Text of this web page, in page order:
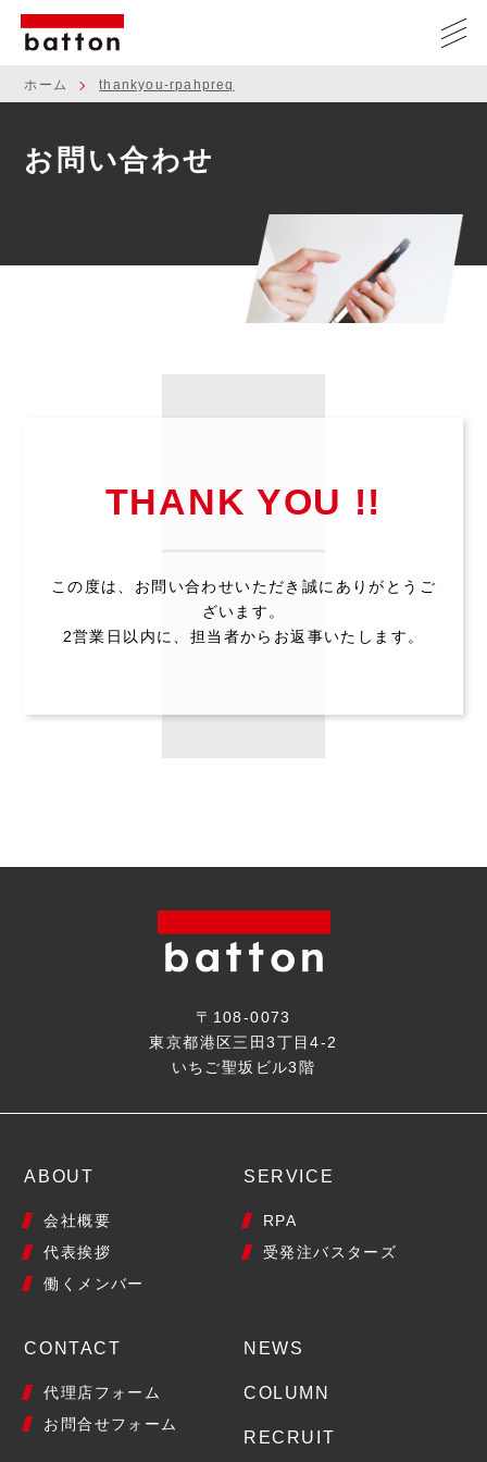
ホーム thankyou-rpahpreq
お問い合わせ
THANK YOU !!
この度は、お問い合わせいただき誠にありがとうご
ざいます。
2営業日以内に、担当者からお返事いたします。
〒108-0073
東京都港区三田3丁目4-2
いちご聖坂ビル3階
ABOUT
会社概要
代表挨拶
働くメンバー
SERVICE
RPA
受発注バスターズ
CONTACT
代理店フォーム
お問合せフォーム
NEWS
COLUMN
RECRUIT